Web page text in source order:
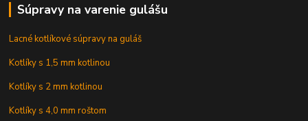
Súpravy na varenie gulášu
Lacné kotlíkové súpravy na guláš
Kotlíky s 1,5 mm kotlinou
Kotlíky s 2 mm kotlinou
Kotlíky s 4,0 mm roštom